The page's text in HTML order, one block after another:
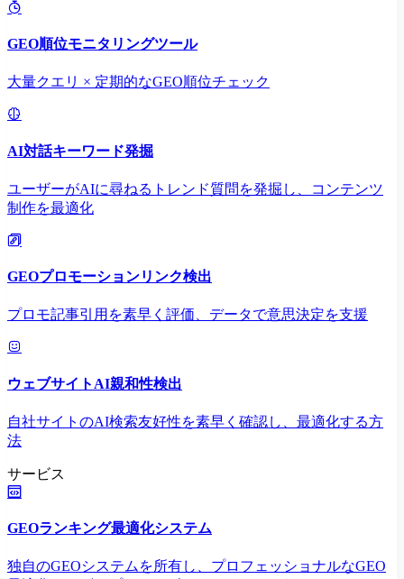
GEO順位モニタリングツール
大量クエリ × 定期的なGEO順位チェック
AI対話キーワード発掘
ユーザーがAIに尋ねるトレンド質問を発掘し、コンテンツ
制作を最適化
GEOプロモーションリンク検出
プロモ記事引用を素早く評価、データで意思決定を支援
ウェブサイトAI親和性検出
自社サイトのAI検索友好性を素早く確認し、最適化する方
法
サービス
GEOランキング最適化システム
独自のGEOシステムを所有し、プロフェッショナルなGEO